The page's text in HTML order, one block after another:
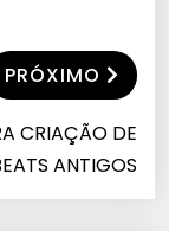
PRÓXIMO
CRIAÇÃO DE
ANTIGOS